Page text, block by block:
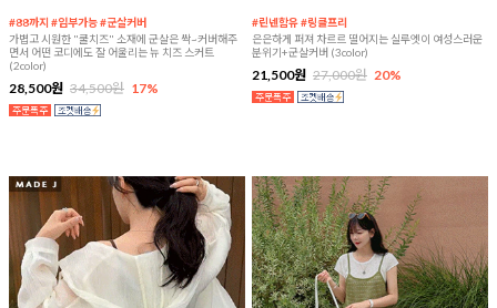
#88까지 #임부가능 #군살커버
가볍고 시원한 "쿨치즈" 소재에 군살은 싹~커버해주
면서 어떤 코디에도 잘 어울리는 뉴 치즈 스커트
(2color)
28,500원 34,500원 17%
#린넨함유 #링클프리
은은하게 퍼져 차르르 떨어지는 실루엣이 여성스러운
분위기+군살커버 (3color)
21,500원 27,000원 20%